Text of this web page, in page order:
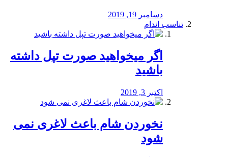
دسامبر 19, 2019
تناسب اندام
اگر میخواهید صورت تپل داشته
باشید
اکتبر 3, 2019
نخوردن شام باعث لاغری نمی
‌شود